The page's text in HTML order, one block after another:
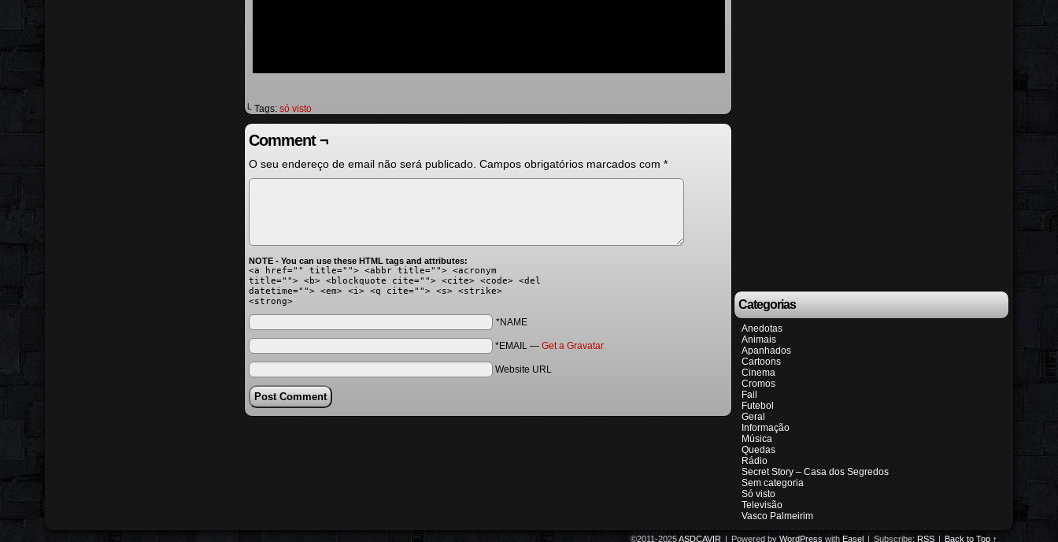
└ Tags: só visto
Comment ¬
O seu endereço de email não será publicado. Campos obrigatórios marcados com *
NOTE - You can use these HTML tags and attributes:
<a href="" title=""> <abbr title=""> <acronym
title=""> <b> <blockquote cite=""> <cite> <code> <del
datetime=""> <em> <i> <q cite=""> <s> <strike>
<strong>
*NAME
*EMAIL — Get a Gravatar
Website URL
Categorias
Anedotas
Animais
Apanhados
Cartoons
Cinema
Cromos
Fail
Futebol
Geral
Informação
Música
Quedas
Rádio
Secret Story – Casa dos Segredos
Sem categoria
Só visto
Televisão
Vasco Palmeirim
©2011-2025ASDCAVIR | Powered by WordPress with Easel | Subscribe: RSS | Back to Top ↑